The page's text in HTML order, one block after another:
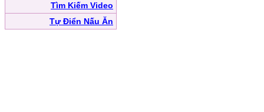
Tìm Kiếm Video
Tự Điển Nấu Ăn